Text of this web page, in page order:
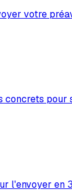
votre
concrets
l'envoyer en